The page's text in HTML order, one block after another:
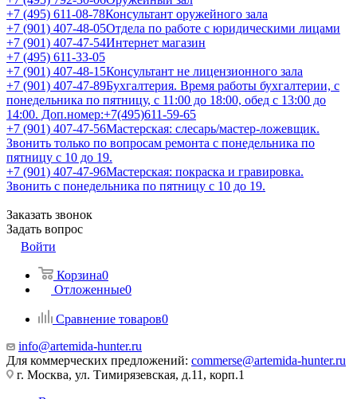
+7 (495) 611-08-78Консультант оружейного зала
+7 (901) 407-48-05Отдела по работе с юридическими лицами
+7 (901) 407-47-54Интернет магазин
+7 (495) 611-33-05
+7 (901) 407-48-15Консультант не лицензионного зала
+7 (901) 407-47-89Бухгалтерия. Время работы бухгалтерии, с
понедельника по пятницу, с 11:00 до 18:00, обед с 13:00 до
14:00. Доп.номер:+7(495)611-59-65
+7 (901) 407-47-56Мастерская: слесарь/мастер-ложевщик.
Звонить только по вопросам ремонта с понедельника по
пятницу с 10 до 19.
+7 (901) 407-47-96Мастерская: покраска и гравировка.
Звонить с понедельника по пятницу с 10 до 19.
Заказать звонок
Задать вопрос
Войти
Корзина0
Отложенные0
Сравнение товаров0
info@artemida-hunter.ru
Для коммерческих предложений: commerse@artemida-hunter.ru
г. Москва, ул. Тимирязевская, д.11, корп.1